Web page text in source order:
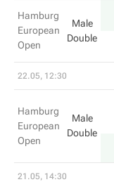
Hamburg
European
Open
Male
Double
22.05, 12:30
Hamburg
European
Open
Male
Double
21.05, 14:30